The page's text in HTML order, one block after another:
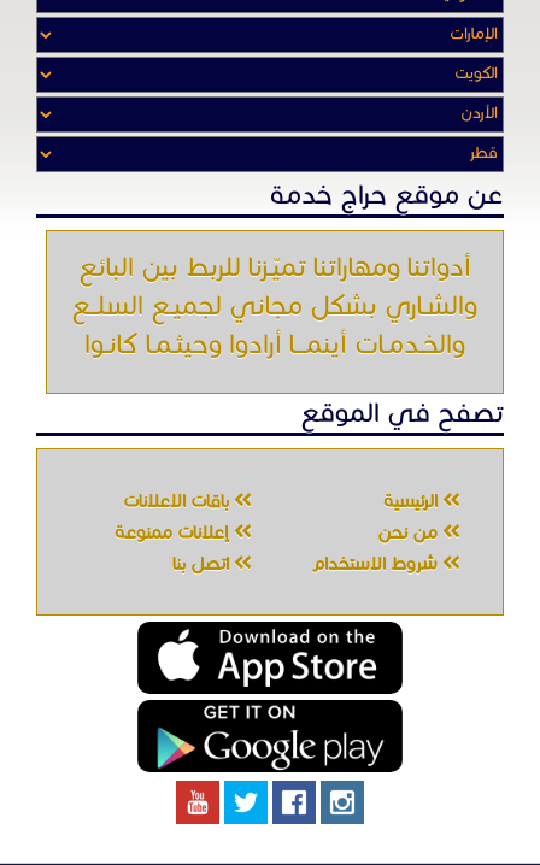
عن موقع حراج خدمة
أدواتنا ومهاراتنا تميّـزنا للربط بين البائع
والشـاري بشكل مجاني لجميـع السلــع
والخـدمـات أينمـــا أرادوا وحيثـمـا كانـوا
تصفح في الموقع
الرئيسية
باقات الإعلانات
من نحن
إعلانات ممنوعة
شروط الاستخدام
اتصل بنا